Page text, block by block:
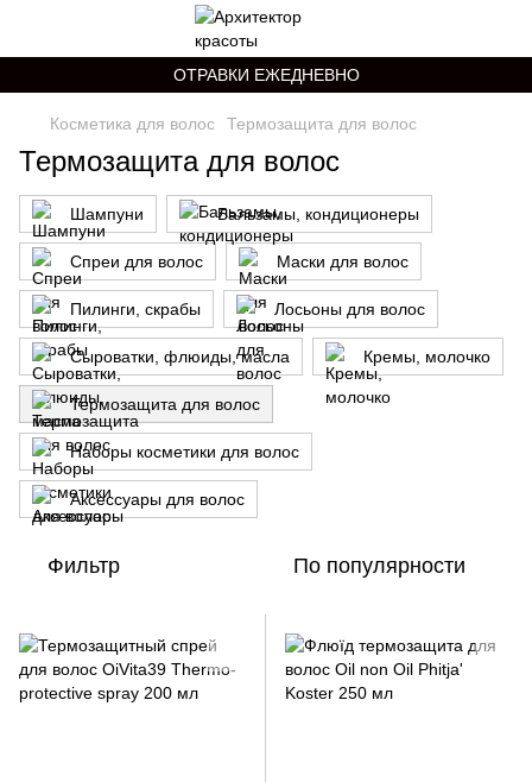
ОТРАВКИ ЕЖЕДНЕВНО
Косметика для волос Термозащита для волос
Термозащита для волос
Шампуни Бальзамы, кондиционеры
Спреи для волос Маски для волос
Пилинги, скрабы Лосьоны для волос
Сыроватки, флюиды, масла Кремы, молочко
Термозащита для волос
Наборы косметики для волос
Аксессуары для волос
Фильтр По популярности